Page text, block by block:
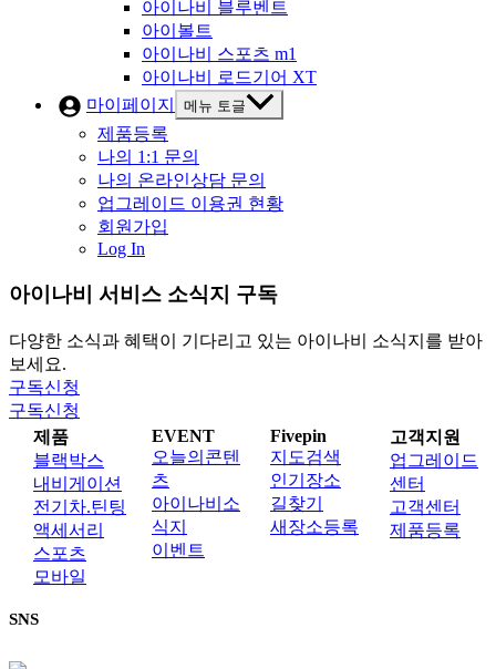
아이나비 블루벤트
아이볼트
아이나비 스포츠 m1
아이나비 로드기어 XT
마이페이지
메뉴 토글
제품등록
나의 1:1 문의
나의 온라인상담 문의
업그레이드 이용권 현황
회원가입
Log In
아이나비 서비스 소식지 구독
다양한 소식과 혜택이 기다리고 있는 아이나비 소식지를 받아
보세요.
구독신청
구독신청
제품
블랙박스
내비게이션
전기차.틴팅
액세서리
스포츠
모바일
EVENT
오늘의콘텐
츠
아이나비소
식지
이벤트
Fivepin
지도검색
인기장소
길찾기
새장소등록
고객지원
업그레이드
센터
고객센터
제품등록
SNS